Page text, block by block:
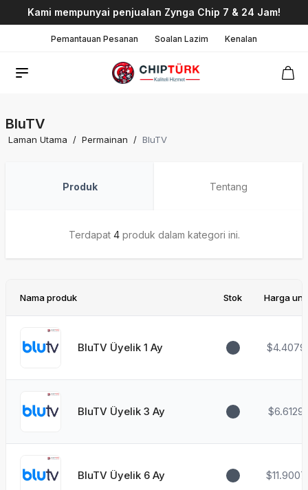
Kami mempunyai penjualan Zynga Chip 7 & 24 Jam!
Pemantauan Pesanan Soalan Lazim Kenalan
BluTV
Laman Utama / Permainan / BluTV
Produk Tentang
Terdapat 4produk dalam kategori ini.
Nama produk Stok Harga unit
BluTV Üyelik 1 Ay $4.4079
BluTV Üyelik 3 Ay $6.6129
BluTV Üyelik 6 Ay $11.9007